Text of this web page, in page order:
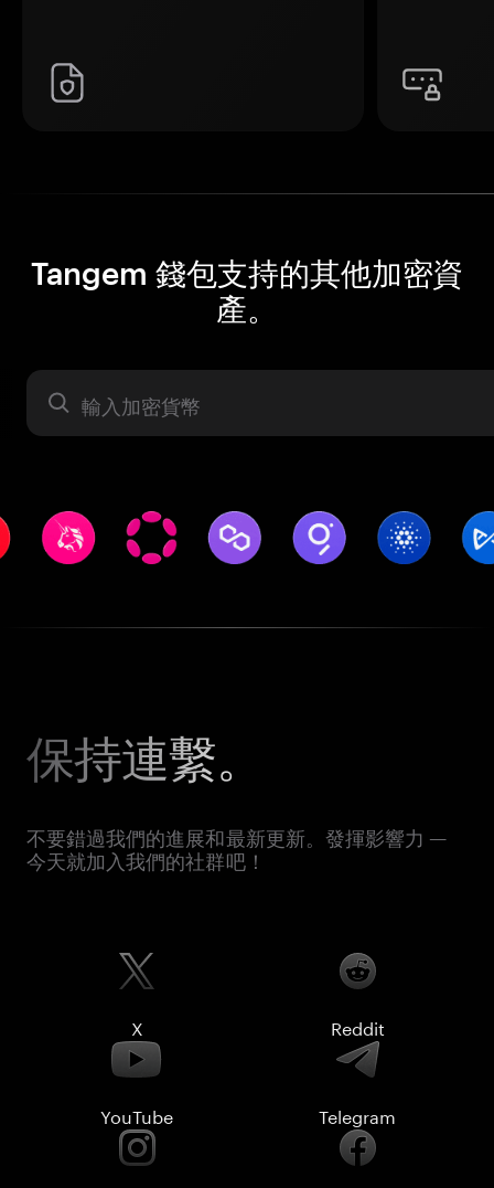
Tangem 錢包支持的其他加密資
產。
資產
保持連繫。
不要錯過我們的進展和最新更新。發揮影響力 —
今天就加入我們的社群吧！
X Reddit
YouTube Telegram